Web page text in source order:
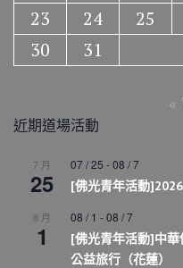
23
24 25
30
31
«
近期道場活動
7 月
25
07 / 25 -08 / 7
[佛光青年活動
8 月
1
08 / 1 -08 / 7
[佛光青年活動]中
公益旅行（花蓮）